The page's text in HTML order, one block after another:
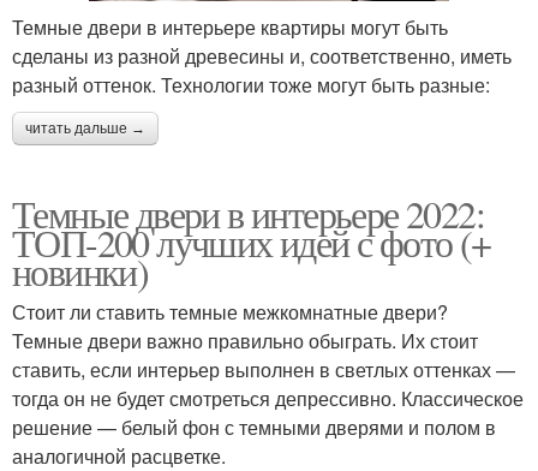
Темные двери в интерьере квартиры могут быть
сделаны из разной древесины и, соответственно, иметь
разный оттенок. Технологии тоже могут быть разные:
читать дальше →
Темные двери в интерьере 2022:
ТОП-200 лучших идей с фото (+
новинки)
Стоит ли ставить темные межкомнатные двери?
Темные двери важно правильно обыграть. Их стоит
ставить, если интерьер выполнен в светлых оттенках —
тогда он не будет смотреться депрессивно. Классическое
решение — белый фон с темными дверями и полом в
аналогичной расцветке.